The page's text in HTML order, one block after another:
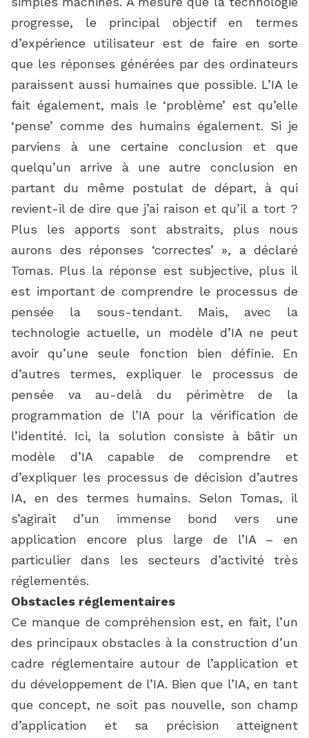
progresse, le principal objectif en termes
d’expérience utilisateur est de faire en sorte
que les réponses générées par des ordinateurs
paraissent aussi humaines que possible. L’IA le
fait également, mais le ‘problème’ est qu’elle
‘pense’ comme des humains également. Si je
parviens à une certaine conclusion et que
quelqu’un arrive à une autre conclusion en
partant du même postulat de départ, à qui
revient-il de dire que j’ai raison et qu’il a tort ?
Plus les apports sont abstraits, plus nous
aurons des réponses ‘correctes’ », a déclaré
Tomas. Plus la réponse est subjective, plus il
est important de comprendre le processus de
pensée la sous-tendant. Mais, avec la
technologie actuelle, un modèle d’IA ne peut
avoir qu’une seule fonction bien définie. En
d’autres termes, expliquer le processus de
pensée va au-delà du périmètre de la
programmation de l’IA pour la vérification de
l’identité. Ici, la solution consiste à bâtir un
modèle d’IA capable de comprendre et
d’expliquer les processus de décision d’autres
IA, en des termes humains. Selon Tomas, il
s’agirait d’un immense bond vers une
application encore plus large de l’IA – en
particulier dans les secteurs d’activité très
réglementés.
Obstacles réglementaires
Ce manque de compréhension est, en fait, l’un
des principaux obstacles à la construction d’un
cadre réglementaire autour de l’application et
du développement de l’IA. Bien que l’IA, en tant
que concept, ne soit pas nouvelle, son champ
d’application et sa précision atteignent